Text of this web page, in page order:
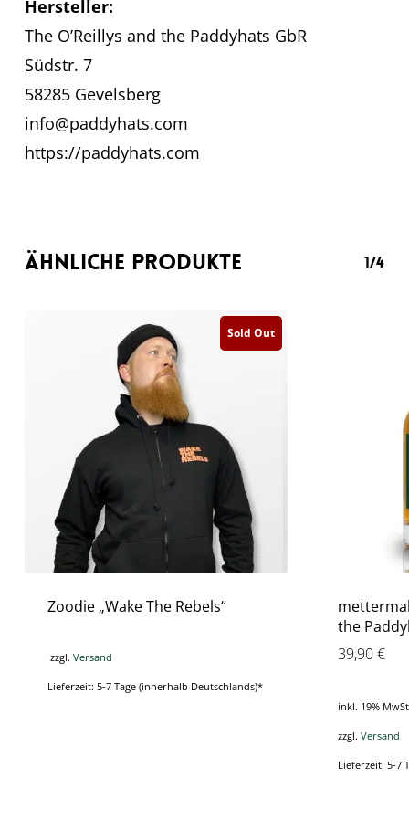
Hersteller:
The O’Reillys and the Paddyhats GbR
Südstr. 7
58285 Gevelsberg
info@paddyhats.com
https://paddyhats.com
Ähnliche Produkte 1/4
Sold Out
Zoodie „Wake The Rebels“
zzgl. Versand
Lieferzeit: 5-7 Tage (innerhalb Deutschlands)*
the
39,90€
inkl. 19%
zzgl.Versand
Lieferzeit: 5-7